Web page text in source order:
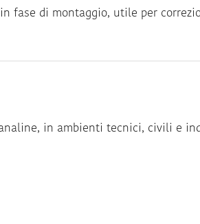
fase di montaggio, utile per
in ambienti tecnici, civili e